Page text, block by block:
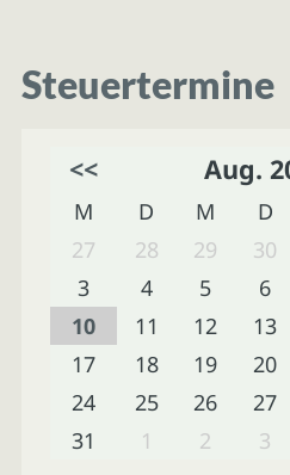
Steuertermine
<< Aug.
M D M D
27
28 29 30
3
4 5 6
10
11 12 13
17
18 19 20
24
25 26 27
31
1 2 3